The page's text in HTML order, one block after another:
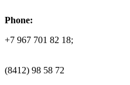
Phone:
+7 967 701 82 18;
(8412) 98 58 72